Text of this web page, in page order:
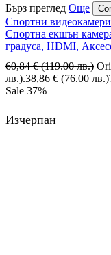
Бърз преглед Още
Спортни видеокамери
Спортна екшън
градуса, HDMI,
60,84€ (119.00 лв.)
лв.).38,86 € (76.00 лв.)
Sale 37%
Изчерпан